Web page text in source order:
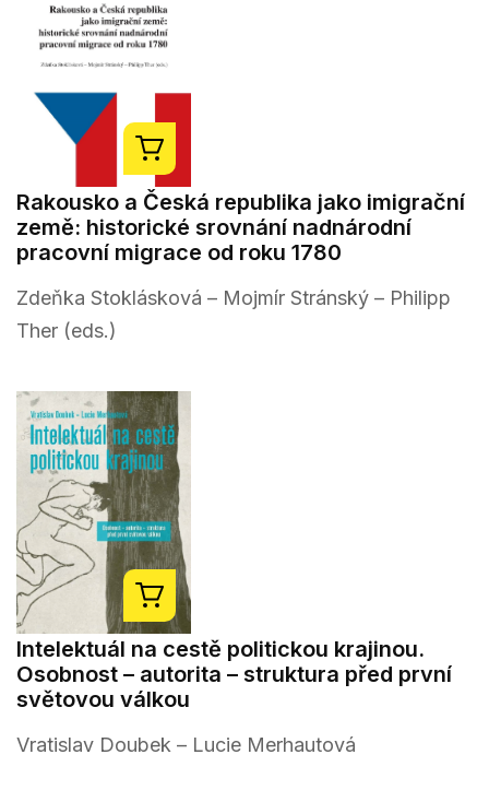
Rakousko a Česká republika jako imigrační
země: historické srovnání nadnárodní
pracovní migrace od roku 1780
Zdeňka Stoklásková – Mojmír Stránský – Philipp
Ther (eds.)
Intelektuál na cestě politickou krajinou.
Osobnost – autorita – struktura před první
světovou válkou
Vratislav Doubek – Lucie Merhautová